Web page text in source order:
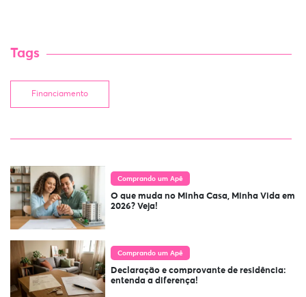
Tags
Financiamento
Comprando um Apê
O que muda no Minha Casa, Minha Vida em
2026? Veja!
Comprando um Apê
Declaração e comprovante de residência:
entenda a diferença!